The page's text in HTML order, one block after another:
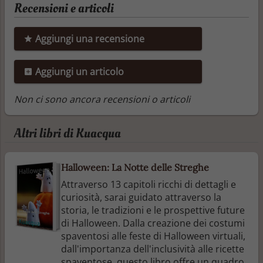
Recensioni e articoli
Aggiungi una recensione
Aggiungi un articolo
Non ci sono ancora recensioni o articoli
Altri libri di Kuacqua
Halloween: La Notte delle Streghe
Attraverso 13 capitoli ricchi di dettagli e
curiosità, sarai guidato attraverso la
storia, le tradizioni e le prospettive future
di Halloween. Dalla creazione dei costumi
spaventosi alle feste di Halloween virtuali,
dall'importanza dell'inclusività alle ricette